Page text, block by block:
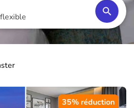
35% réduction